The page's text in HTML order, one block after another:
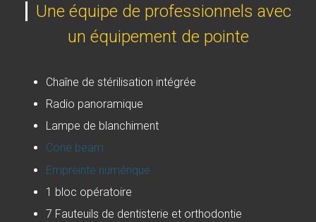
Une équipe de professionnels avec
un équipement de pointe
Chaîne de stérilisation intégrée
Radio panoramique
Lampe de blanchiment
Cone beam
Empreinte numérique
1 bloc opératoire
7 Fauteuils de dentisterie et orthodontie